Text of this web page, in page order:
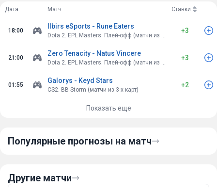
Дата Матч Ставки
18:00
Ilbirs eSports - Rune Eaters
Dota 2. EPL Masters. Плей-офф (матчи из 3-х карт)
+3
21:00
Zero Tenacity - Natus Vincere
Dota 2. EPL Masters. Плей-офф (матчи из 3-х карт)
+3
01:55
Galorys - Keyd Stars
CS2. BB Storm (матчи из 3-х карт)
+2
Показать еще
Популярные прогнозы на матч
Другие матчи